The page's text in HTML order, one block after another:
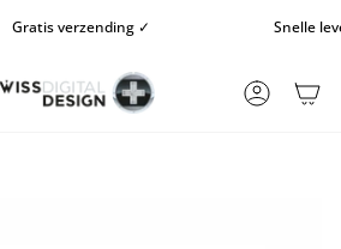
Gratis verzending ✓ Snelle